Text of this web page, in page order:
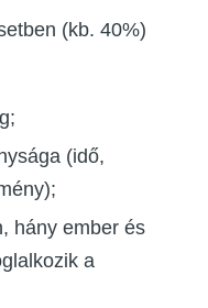
(kb. 40%)
(idő,
hány ember és
a